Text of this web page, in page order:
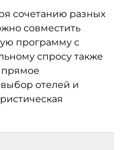
сочетанию разных
совместить
программу с
спросу также
прямое
отелей и